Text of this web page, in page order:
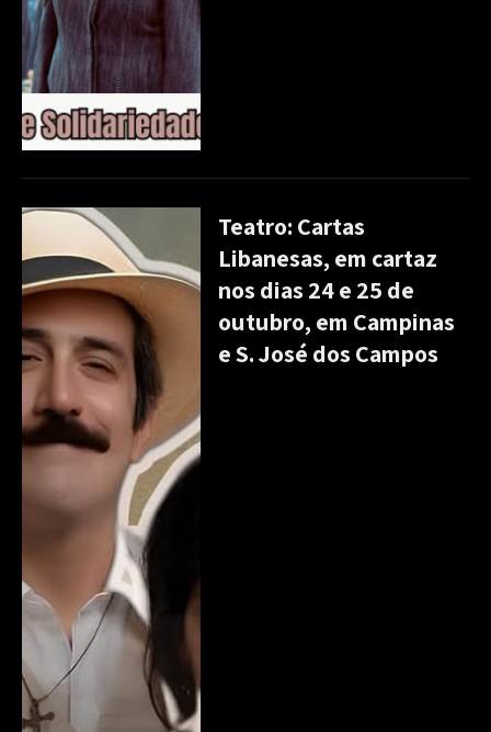
Teatro: Cartas
Libanesas, em cartaz
nos dias 24 e 25 de
outubro, em Campinas
e S. José dos Campos